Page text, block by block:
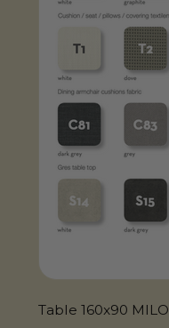
Table 160x90 MILO